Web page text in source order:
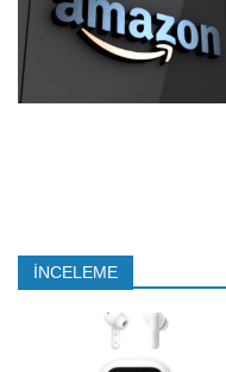
İNCELEME